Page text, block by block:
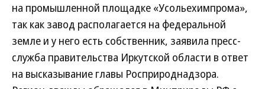
на промышленной площадке «Усольехимпрома»,
так как завод располагается на федеральной
земле и у него есть собственник, заявила пресс-
служба правительства Иркутской области в ответ
на высказывание главы Росприроднадзора.